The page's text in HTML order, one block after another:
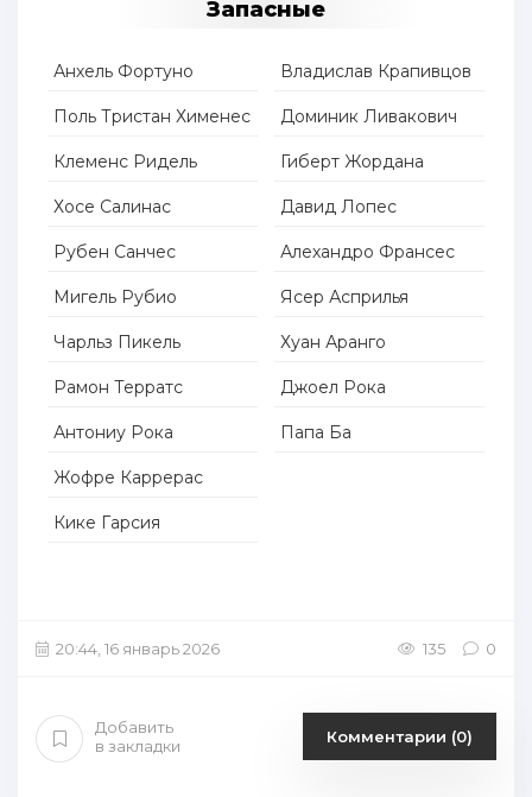
Запасные
Анхель Фортуно
Поль Тристан Хименес
Клеменс Ридель
Хосе Салинас
Рубен Санчес
Мигель Рубио
Чарльз Пикель
Рамон Терратс
Антониу Рока
Жофре Каррерас
Кике Гарсия
Владислав Крапивцов
Доминик Ливакович
Гиберт Жордана
Давид Лопес
Алехандро Франсес
Ясер Асприлья
Хуан Аранго
Джоел Рока
Папа Ба
20:44, 16 январь 2026 135 0
Добавить
в закладки
Комментарии (0)